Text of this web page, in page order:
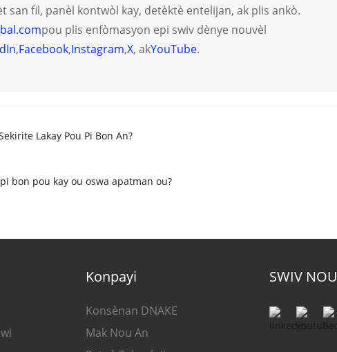
san fil, panèl kontwòl kay, detèktè entelijan, ak plis ankò.
pou plis enfòmasyon epi swiv dènye nouvèl
,Facebook,Instagram,X, akYouTube.
Lakay Pou Pi Bon An?
bon pou kay ou oswa apatman ou?
Konpayi
Konsènan DNAKE
Mak Nou An
SWIV NOU